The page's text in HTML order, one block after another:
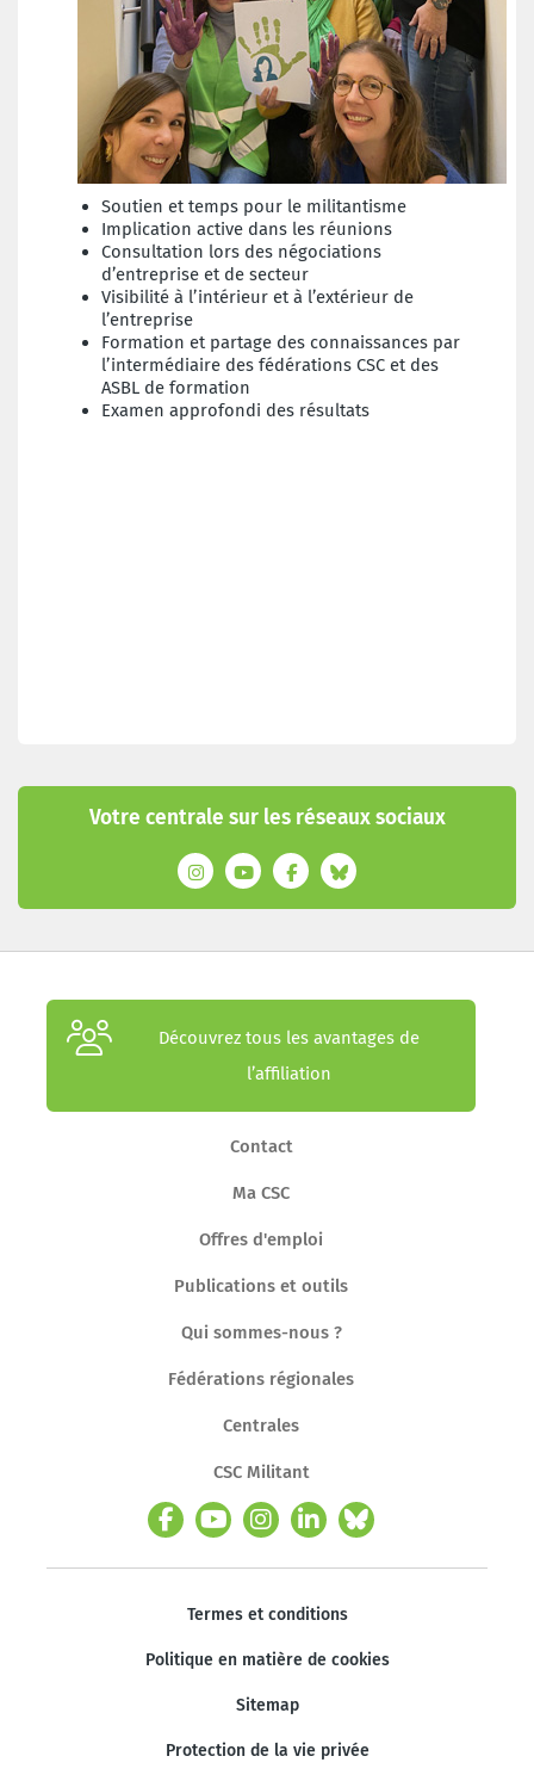
Soutien et temps pour le militantisme
Implication active dans les réunions
Consultation lors des négociations
d’entreprise et de secteur
Visibilité à l’intérieur et à l’extérieur de
l’entreprise
Formation et partage des connaissances par
l’intermédiaire des fédérations CSC et des
ASBL de formation
Examen approfondi des résultats
Votre centrale sur les réseaux sociaux
Découvrez tous les avantages de
l’affiliation
Contact
Ma CSC
Offres d'emploi
Publications et outils
Qui sommes-nous ?
Fédérations régionales
Centrales
CSC Militant
Termes et conditions
Politique en matière de cookies
Sitemap
Protection de la vie privée